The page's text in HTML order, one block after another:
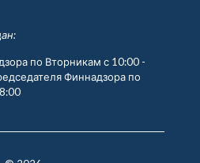
по Вторникам с 10:00 -
Финнадзора по